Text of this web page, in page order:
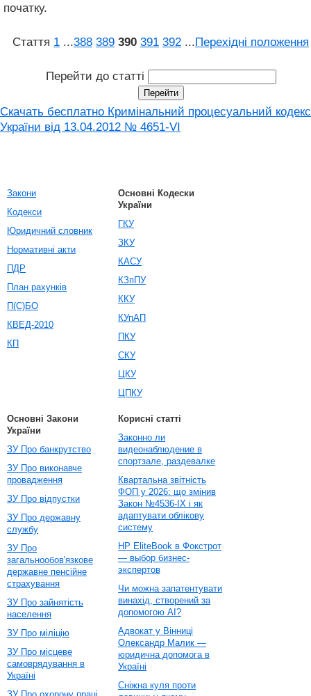
початку.
Стаття 1 ...388 389 390 391 392 ...Перехідні положення
Перейти до статті
Скачать бесплатно Кримінальний процесуальний кодекс
України від 13.04.2012 № 4651-VI
Закони
Кодекси
Юридичний словник
Нормативні акти
ПДР
План рахунків
П(С)БО
КВЕД-2010
КП
Основні Кодески
України
ГКУ
ЗКУ
КАСУ
КЗпПУ
ККУ
КУпАП
ПКУ
СКУ
ЦКУ
ЦПКУ
Основні Закони
України
ЗУ Про банкрутство
ЗУ Про виконавче
провадження
ЗУ Про відпустки
ЗУ Про державну
службу
ЗУ Про
загальнообов'язкове
державне пенсійне
страхування
ЗУ Про зайнятість
населення
ЗУ Про міліцію
ЗУ Про місцеве
самоврядування в
Україні
Корисні статті
Законно ли
видеонаблюдение в
спортзале, раздевалке
Квартальна звітність
ФОП у 2026: що змінив
Закон №4536-IX і як
адаптувати облікову
систему
HP EliteBook в Фокстрот
— выбор бизнес-
экспертов
Чи можна запатентувати
винахід, створений за
допомогою AI?
Адвокат у Вінниці
Олександр Малик —
юридична допомога в
Україні
Сніжна куля проти